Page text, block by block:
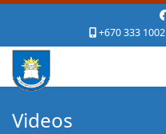
+670 333 1002
Videos